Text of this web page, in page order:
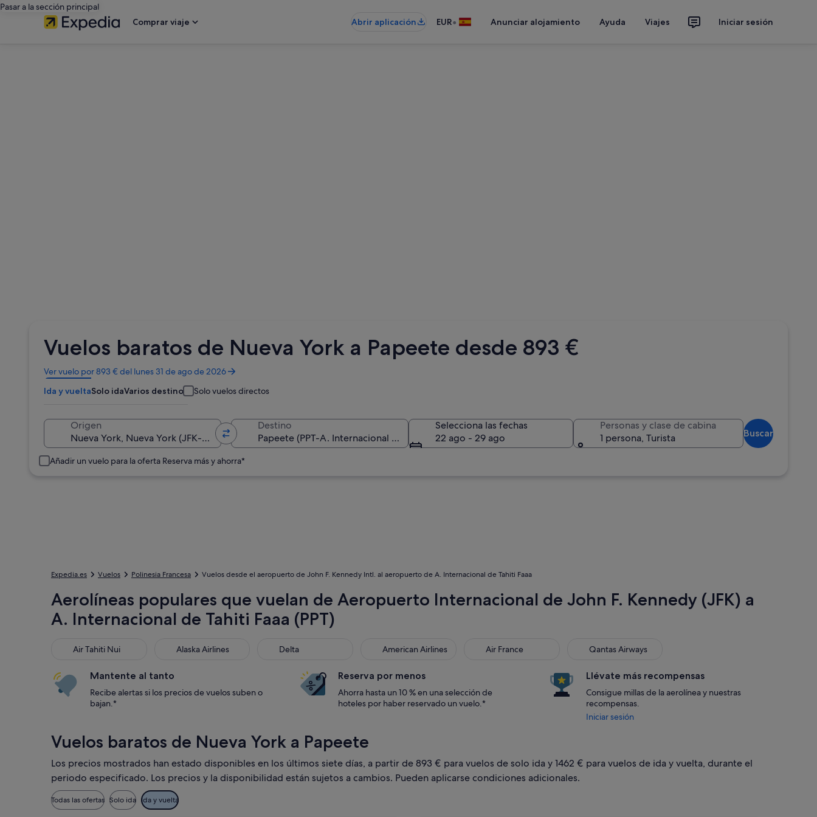
Pasar a la sección principal
Comprar viaje
Abrir aplicación EUR• Anunciar alojamiento Ayuda Viajes Iniciar sesión
Vuelos baratos de Nueva York a Papeete desde 893 €
Ver vuelo por 893 € del lunes 31 de ago de 2026
Se
abre
en
nueva
Ida y vueltaSolo idaVarios destinos Solo vuelos directos
Origen Destino
Selecciona las fechas
22 ago - 29 ago
Personas y clase de cabina
1 persona, Turista
Buscar
Añadir un vuelo para la oferta Reserva más y ahorra*
Expedia.es Vuelos Polinesia Francesa Vuelos desde el aeropuerto de John F. Kennedy Intl. al aeropuerto de A. Internacional de Tahiti Faaa
Aerolíneas populares que vuelan de Aeropuerto Internacional de John F. Kennedy (JFK) a
A. Internacional de Tahiti Faaa (PPT)
Air Tahiti Nui
Air Tahiti Nui Alaska Airlines
Alaska Airlines Delta
Delta American Airlines
American Airlines Air France
Air France Qantas Airways
Qantas Airways
Mantente al tanto
Recibe alertas si los precios de vuelos suben o
bajan.*
Reserva por menos
Ahorra hasta un 10 % en una selección de
hoteles por haber reservado un vuelo.*
Llévate más recompensas
Consigue millas de la aerolínea y nuestras
recompensas.
Iniciar sesión
Vuelos baratos de Nueva York a Papeete
Los precios mostrados han estado disponibles en los últimos siete días, a partir de 893 € para vuelos de solo ida y 1462 € para vuelos de ida y vuelta, durante el
periodo especificado. Los precios y la disponibilidad están sujetos a cambios. Pueden aplicarse condiciones adicionales.
Todas las ofertas Solo ida Ida y vuelta